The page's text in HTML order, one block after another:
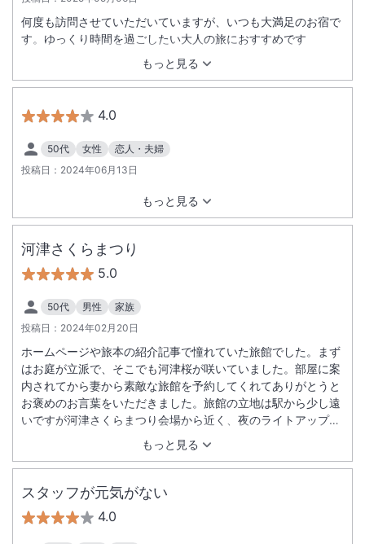
もっと見る
何度も訪問させていただいていますが、いつも大満足のお宿で
す。ゆっくり時間を過ごしたい大人の旅におすすめです
4.0
50代 女性
恋人・夫婦
投稿日： 2024年06月13日
もっと見る
河津さくらまつり
5.0
50代 男性
家族
投稿日： 2024年02月20日
もっと見る
ホームページや旅本の紹介記事で憧れていた旅館でした。まず
はお庭が立派で、そこでも河津桜が咲いていました。部屋に案
内されてから妻から素敵な旅館を予約してくれてありがとうと
お褒めのお言葉をいただきました。旅館の立地は駅から少し遠
いですが河津さくらまつり会場から近く、夜のライトアップ時
や朝の散歩で河津桜を満喫しました。また、夕食も朝食も非常
に満足できるものでした。食事時にお願いしたマリアージュ・
プランは選択して大正解でした。 また、宿泊したいと想わせる
旅館でした。
スタッフが元気がない
4.0